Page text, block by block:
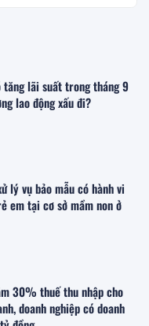
tăng lãi suất trong tháng 9
lao động xấu đi?
lý vụ bảo mẫu có hành vi
em tại cơ sở mầm non ở
30% thuế thu nhập cho
doanh nghiệp có doanh